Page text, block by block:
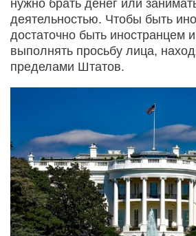
нужно брать денег или
деятельностью. Чтобы быть
достаточно быть иностранцем
выполнять просьбу лица,
пределами Штатов.